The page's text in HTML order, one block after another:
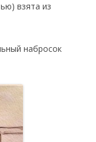
взята из
набросок